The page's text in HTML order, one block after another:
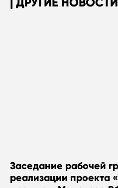
Заседание рабочей
реализации проекта